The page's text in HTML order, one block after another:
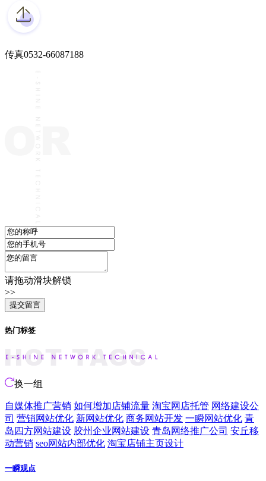
传真0532-66087188
请拖动滑块解锁
>>
热门标签
换一组
自媒体推广营销 如何增加店铺流量 淘宝网店托管 网络建设公
司 营销网站优化 新网站优化 商务网站开发 一瞬网站优化 青
岛四方网站建设 胶州企业网站建设 青岛网络推广公司 安丘移
动营销 seo网站内部优化 淘宝店铺主页设计
一瞬观点